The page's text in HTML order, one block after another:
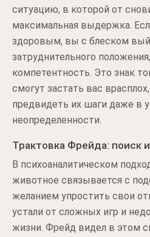
ситуацию, в которой от
максимальная выдержка.
здоровым, вы с блеском
затруднительного
компетентность. Это знак
смогут застать вас
предвидеть их шаги даже в
неопределенности.
Трактовка Фрейда: поиск
В психоаналитическом
животное связывается с
желанием упростить свои
устали от сложных игр и
жизни. Фрейд видел в этом